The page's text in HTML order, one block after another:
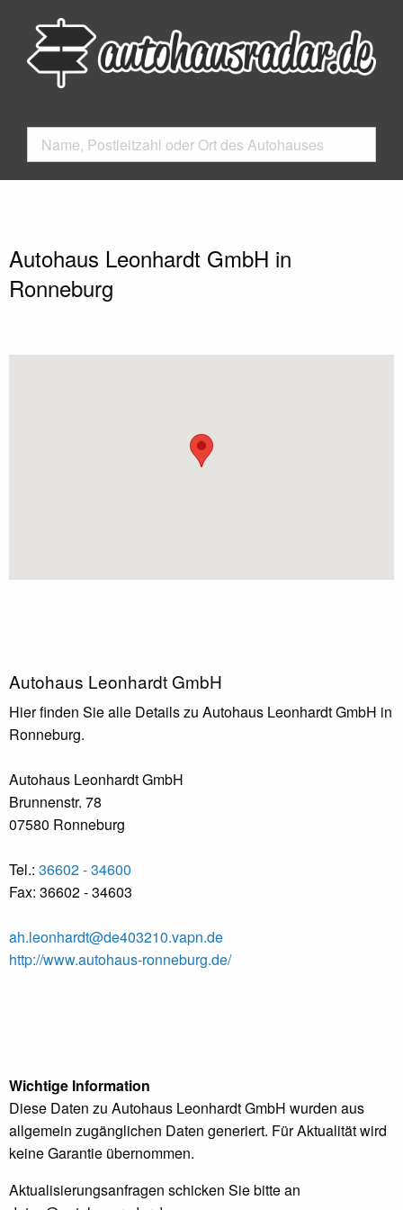
Autohaus Leonhardt GmbH in
Ronneburg
Autohaus Leonhardt GmbH
Hier finden Sie alle Details zu Autohaus Leonhardt GmbH in
Ronneburg.
Autohaus Leonhardt GmbH
Brunnenstr. 78
07580 Ronneburg
Tel.: 36602 - 34600
Fax: 36602 - 34603
ah.leonhardt@de403210.vapn.de
http://www.autohaus-ronneburg.de/
Wichtige Information
Diese Daten zu Autohaus Leonhardt GmbH wurden aus
allgemein zugänglichen Daten generiert. Für Aktualität wird
keine Garantie übernommen.
Aktualisierungsanfragen schicken Sie bitte an